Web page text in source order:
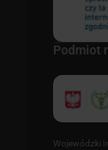
Podmiot
Wojewódzki